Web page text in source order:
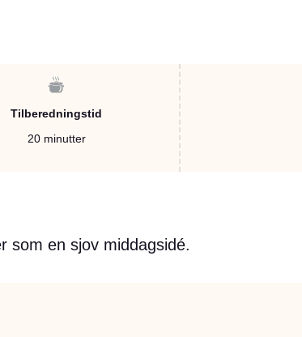
Tilberedningstid
20 minutter
som en sjov middagsidé.